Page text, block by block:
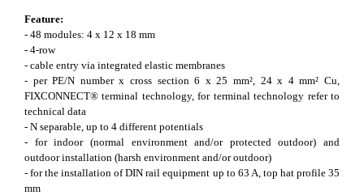
Feature:
- 48 modules: 4 x 12 x 18 mm
- 4-row
- cable entry via integrated elastic membranes
- per PE/N number x cross section 6 x 25 mm², 24 x 4 mm² Cu,
FIXCONNECT® terminal technology, for terminal technology refer to
technical data
- N separable, up to 4 different potentials
- for indoor (normal environment and/or protected outdoor) and
outdoor installation (harsh environment and/or outdoor)
- for the installation of DIN rail equipment up to 63 A, top hat profile 35
mm